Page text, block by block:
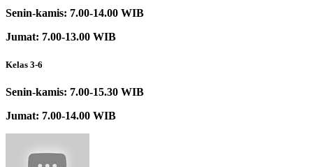
Senin-kamis: 7.00-14.00 WIB
Jumat: 7.00-13.00 WIB
Kelas 3-6
Senin-kamis: 7.00-15.30 WIB
Jumat: 7.00-14.00 WIB